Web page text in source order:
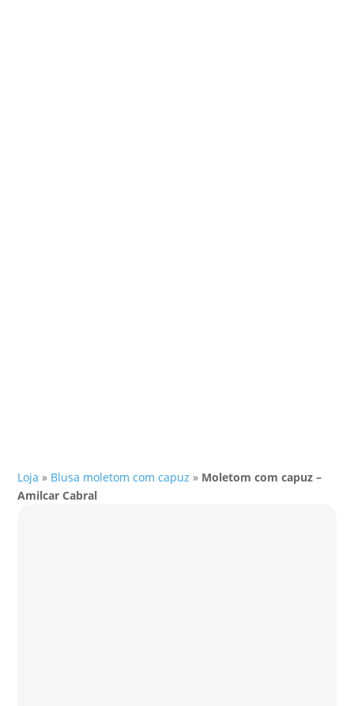
Loja » Blusa moletom com capuz » Moletom com capuz –
Amilcar Cabral